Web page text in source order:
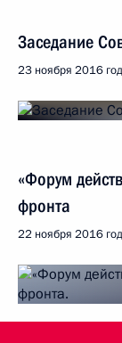
Заседание
23 ноября 2016
«Форум
фронта
22 ноября 2016